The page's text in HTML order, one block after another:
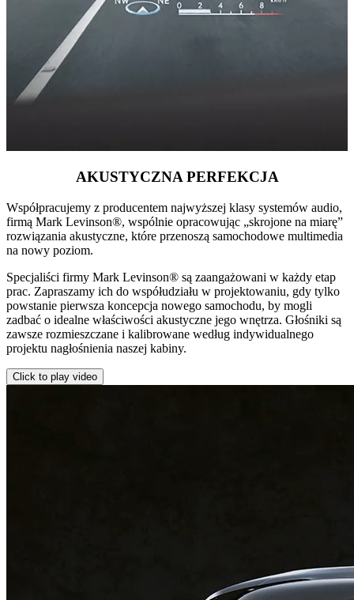
AKUSTYCZNA PERFEKCJA
Współpracujemy z producentem najwyższej klasy systemów audio,
firmą Mark Levinson®, wspólnie opracowując „skrojone na miarę”
rozwiązania akustyczne, które przenoszą samochodowe multimedia
na nowy poziom.
Specjaliści firmy Mark Levinson® są zaangażowani w każdy etap
prac. Zapraszamy ich do współudziału w projektowaniu, gdy tylko
powstanie pierwsza koncepcja nowego samochodu, by mogli
zadbać o idealne właściwości akustyczne jego wnętrza. Głośniki są
zawsze rozmieszczane i kalibrowane według indywidualnego
projektu nagłośnienia naszej kabiny.
Click to play video